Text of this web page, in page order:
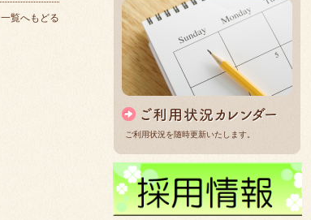
一覧へもどる
ご利用状況を随時更新いたします。